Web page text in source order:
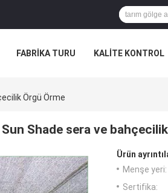
FABRIKA TURU KALITE KONTROL
Örgü Örme
Sun Shade sera ve
Ürün
Menşe yeri:
Sertifika: